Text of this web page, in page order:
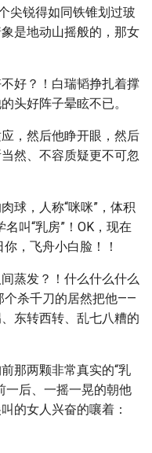
尖锐得如同铁锥划过玻
是地动山摇般的，那女
好？！白瑞韬挣扎着撑
头好阵子晕眩不已。
，然后他睁开眼，然后
然、不容质疑更不可忽
球，人称“咪咪”，体积
名叫“乳房”！OK，现在
，飞舟小白脸！！
蒸发？！什么什么什么
个杀千刀的居然把他——
东转西转、乱七八糟的
那两颗非常真实的“乳
一后、一摇一晃的朝他
的女人兴奋的嚷着：